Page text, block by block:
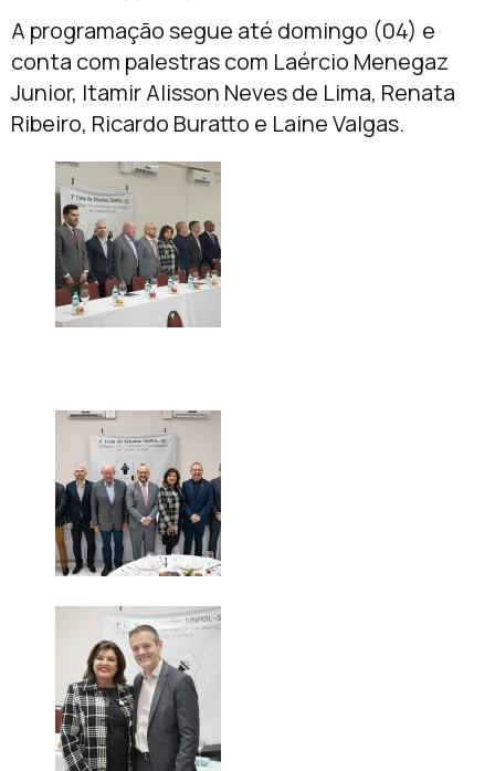
A programação segue até domingo (04) e
conta com palestras com Laércio Menegaz
Junior, Itamir Alisson Neves de Lima, Renata
Ribeiro, Ricardo Buratto e Laine Valgas.